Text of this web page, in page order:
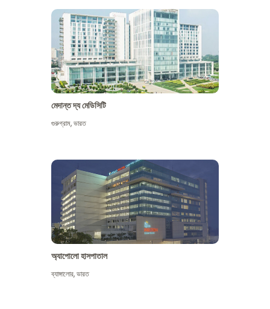
মেদান্ত দ্য মেডিসিটি
গুরুগ্রাম,ভারত
অ্যাপোলো হাসপাতাল
ব্যাঙ্গালোর,ভারত